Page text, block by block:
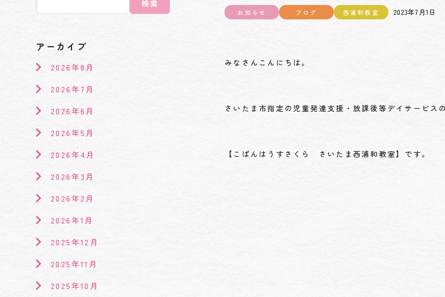
お知らせ ブログ 西浦和教室 2023年7月1日
みなさんこんにちは。
さいたま市指定の児童発達支援・放課後等デイサービス
【こぱんはうすさくら さいたま西浦和教室】です。
検索
アーカイブ
2026年8月
2026年7月
2026年6月
2026年5月
2026年4月
2026年3月
2026年2月
2026年1月
2025年12月
2025年11月
2025年10月